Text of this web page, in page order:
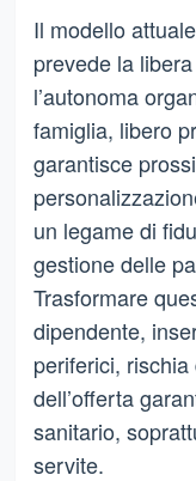
Il modello
prevede la
l’autonoma
famiglia, libero
garantisce
un legame di
gestione delle
Trasformare
dipendente,
periferici,
dell’offerta
sanitario,
servite.